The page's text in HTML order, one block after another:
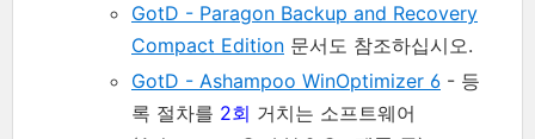
GotD - Paragon Backup and Recovery
Compact Edition 문서도 참조하십시오.
GotD - Ashampoo WinOptimizer 6 - 등
록 절차를 2회 거치는 소프트웨어